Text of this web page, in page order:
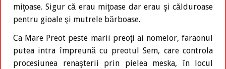
miţoase. Sigur că erau miţoase dar erau şi călduroase
pentru gioale şi mutrele bărboase.
Ca Mare Preot peste marii preoţi ai nomelor, faraonul
putea intra împreună cu preotul Sem, care controla
procesiunea renaşterii prin pielea meska, în locul